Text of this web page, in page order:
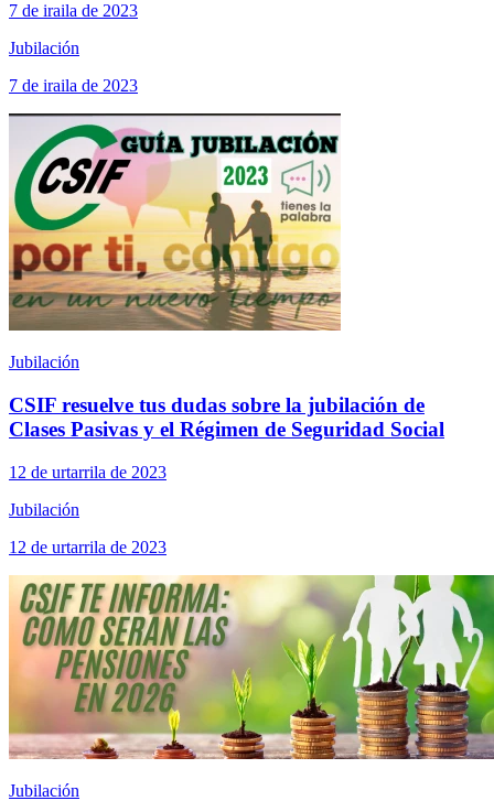
7 de iraila de 2023
Jubilación
7 de iraila de 2023
Jubilación
CSIF resuelve tus dudas sobre la jubilación de
Clases Pasivas y el Régimen de Seguridad Social
12 de urtarrila de 2023
Jubilación
12 de urtarrila de 2023
Jubilación